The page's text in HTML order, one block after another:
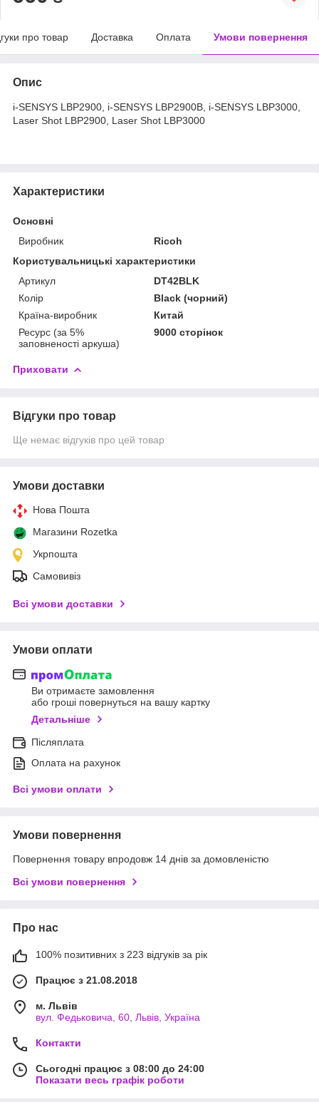
про товар Доставка Оплата Умови повернення
Опис
i-SENSYS LBP2900, i-SENSYS LBP2900B, i-SENSYS LBP3000,
Laser Shot LBP2900, Laser Shot LBP3000
Характеристики
Основні
Виробник
Ricoh
Користувальницькі характеристики
Артикул
DT42BLK
Колір
Black (чорний)
Країна-виробник
Китай
Ресурс (за 5%
заповненості аркуша)
9000 сторінок
Приховати
Відгуки про товар
Ще немає відгуків про цей товар
Умови доставки
Нова Пошта
Магазини Rozetka
Укрпошта
Самовивіз
Всі умови доставки
Умови оплати
Ви отримаєте замовлення
або гроші повернуться на вашу картку
Детальніше
Післяплата
Оплата на рахунок
Всі умови оплати
Умови повернення
Повернення товару впродовж 14 днів за домовленістю
Всі умови повернення
Про нас
100% позитивних з 223 відгуків за рік
Працює з 21.08.2018
м. Львів
вул. Федьковича, 60, Львів, Україна
Контакти
Сьогодні працює з 08:00 до 24:00
Показати весь графік роботи